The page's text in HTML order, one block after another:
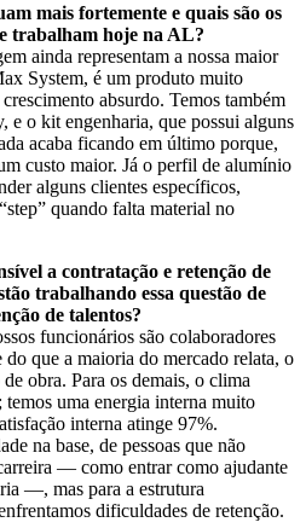
mais fortemente e quais são os
trabalham hoje na AL?
ainda representam a nossa maior
System, é um produto muito
absurdo. Temos também
e o kit engenharia, que possui alguns
acaba ficando em último porque,
custo maior. Já o perfil de alumínio
alguns clientes específicos,
quando falta material no
a contratação e retenção de
trabalhando essa questão de
de talentos?
funcionários são colaboradores
que a maioria do mercado relata, o
obra. Para os demais, o clima
uma energia interna muito
interna atinge 97%.
na base, de pessoas que não
— como entrar como ajudante
—, mas para a estrutura
dificuldades de retenção.